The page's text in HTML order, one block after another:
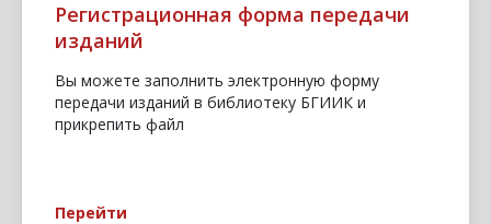
Регистрационная форма передачи
изданий
Вы можете заполнить электронную форму
передачи изданий в библиотеку БГИИК и
прикрепить файл
Перейти